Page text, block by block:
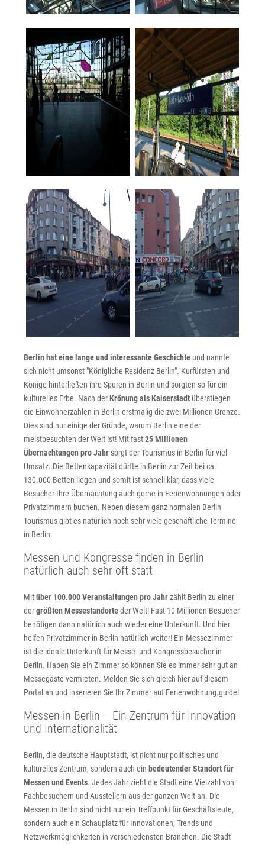
Berlin hat eine lange und interessante Geschichte und nannte
sich nicht umsonst "Königliche Residenz Berlin". Kurfürsten und
Könige hinterließen ihre Spuren in Berlin und sorgten so für ein
kulturelles Erbe. Nach derKrönung als Kaiserstadt überstiegen
die Einwohnerzahlen in Berlin erstmalig die zwei Millionen Grenze.
Dies sind nur einige der Gründe, warum Berlin eine der
meistbesuchten der Welt ist! Mit fast25 Millionen
Übernachtungen pro Jahr sorgt der Tourismus in Berlin für viel
Umsatz. Die Bettenkapazität dürfte in Berlin zur Zeit bei ca.
130.000 Betten liegen und somit ist schnell klar, dass viele
Besucher Ihre Übernachtung auch gerne in Ferienwohnungen oder
Privatzimmern buchen. Neben diesem ganz normalen Berlin
Tourismus gibt es natürlich noch sehr viele geschäftliche Termine
in Berlin.
Messen und Kongresse finden in Berlin
natürlich auch sehr oft statt
Mitüber 100.000 Veranstaltungen pro Jahrzählt Berlin zu einer
dergrößten Messestandorteder Welt! Fast 10 Millionen Besucher
benötigen dann natürlich auch wieder eine Unterkunft. Und hier
helfen Privatzimmer in Berlin natürlich weiter! Ein Messezimmer
ist die ideale Unterkunft für Messe- und Kongressbesucher in
Berlin. Haben Sie ein Zimmer so können Sie es immer sehr gut an
Messegäste vermieten. Melden Sie sich gleich hier auf diesem
Portal an und inserieren Sie Ihr Zimmer auf Ferienwohnung.guide!
Messen in Berlin – Ein Zentrum für Innovation
und Internationalität
Berlin, die deutsche Hauptstadt, ist nicht nur politisches und
kulturelles Zentrum, sondern auch ein bedeutender Standort für
Messen und Events. Jedes Jahr zieht die Stadt eine Vielzahl von
Fachbesuchern und Ausstellern aus der ganzen Welt an. Die
Messen in Berlin sind nicht nur ein Treffpunkt für Geschäftsleute,
sondern auch ein Schauplatz für Innovationen, Trends und
Netzwerkmöglichkeiten in verschiedensten Branchen. Die Stadt